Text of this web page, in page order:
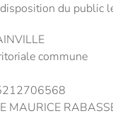
du public
commune
MAURICE